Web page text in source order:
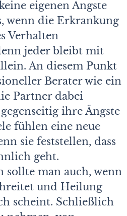
eigenen Ängste
wenn die Erkrankung
Verhalten
jeder bleibt mit
An diesem Punkt
Berater wie ein
Partner dabei
ihre Ängste
fühlen eine neue
sie feststellen, dass
geht.
sollte man auch, wenn
und Heilung
scheint. Schließlich